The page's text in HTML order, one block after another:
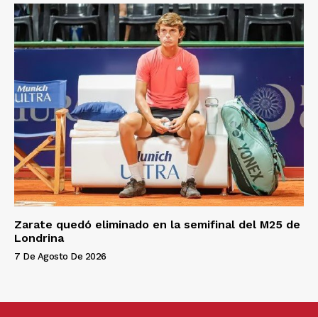
Zarate quedó eliminado en la semifinal del M25 de
Londrina
7 De Agosto De 2026